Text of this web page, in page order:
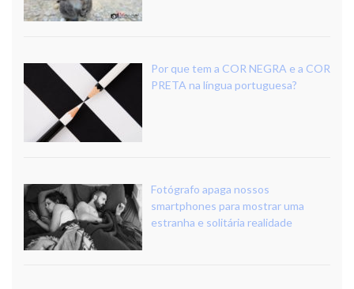
Por que tem a COR NEGRA e a COR
PRETA na língua portuguesa?
Fotógrafo apaga nossos
smartphones para mostrar uma
estranha e solitária realidade